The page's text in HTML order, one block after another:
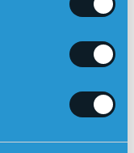
indbyggede